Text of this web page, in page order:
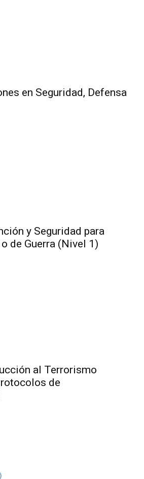
en Seguridad, Defensa
y Seguridad para
de Guerra (Nivel 1)
al Terrorismo
de